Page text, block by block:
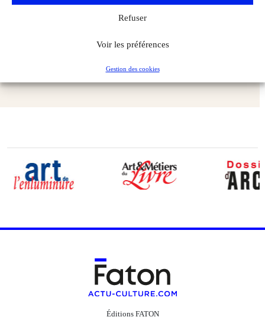
Refuser
Voir les préférences
Gestion des cookies
Claerbout au château de Gaasbeek
Éditions FATON